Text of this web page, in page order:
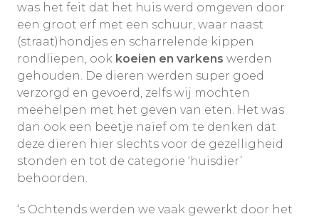
was het feit dat het huis werd omgeven door
een groot erf met een schuur, waar naast
(straat)hondjes en scharrelende kippen
rondliepen, ook koeien en varkens werden
gehouden. De dieren werden super goed
verzorgd en gevoerd, zelfs wij mochten
meehelpen met het geven van eten. Het was
dan ook een beetje naïef om te denken dat
deze dieren hier slechts voor de gezelligheid
stonden en tot de categorie ‘huisdier’
behoorden.
‘s Ochtends werden we vaak gewerkt door het